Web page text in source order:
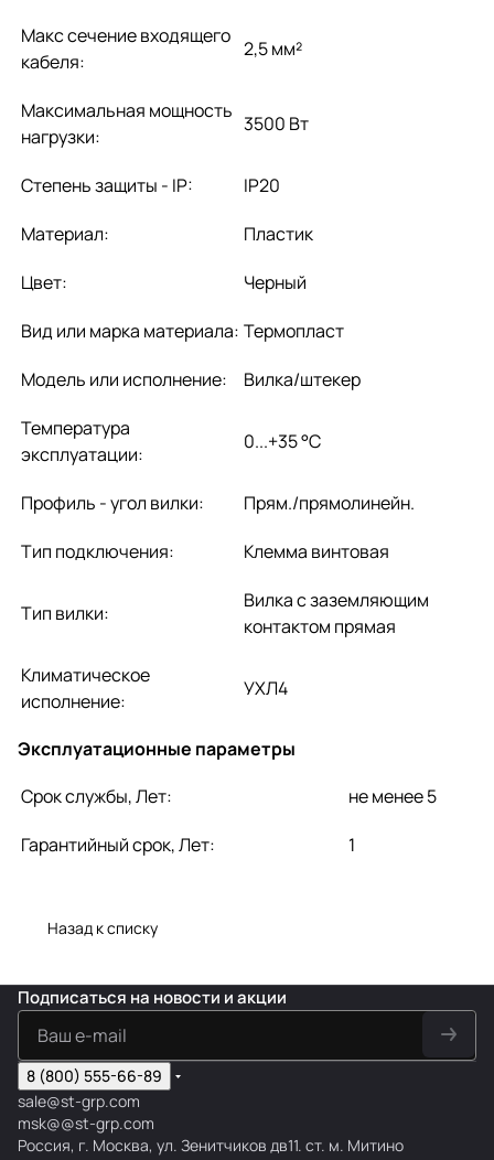
Макс сечение входящего
кабеля:
2,5 мм²
Максимальная мощность
нагрузки:
3500 Вт
Степень защиты - IP:
IP20
Материал:
Пластик
Цвет:
Черный
Вид или марка материала: Термопласт
Модель или исполнение:
Вилка/штекер
Температура
эксплуатации:
0...+35 °C
Профиль - угол вилки:
Прям./прямолинейн.
Тип подключения:
Клемма винтовая
Тип вилки:
Вилка с заземляющим
контактом прямая
Климатическое
исполнение:
УХЛ4
Эксплуатационные параметры
Срок службы, Лет:
не менее 5
Гарантийный срок, Лет:
1
Назад к списку
Подписаться на новости и акции
8 (800) 555-66-89
sale@st-grp.com
msk@@st-grp.com
Россия, г. Москва, ул. Зенитчиков дв11. ст. м. Митино